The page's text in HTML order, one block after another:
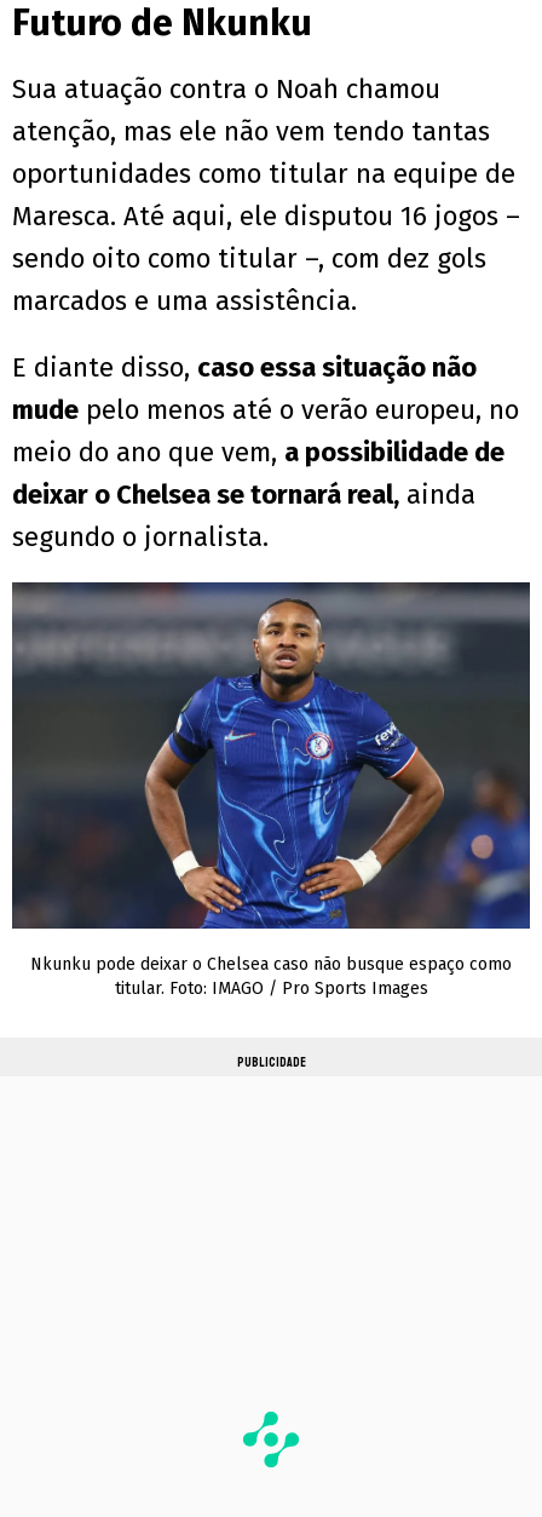
Futuro de Nkunku
Sua atuação contra o Noah chamou
atenção, mas ele não vem tendo tantas
oportunidades como titular na equipe de
Maresca. Até aqui, ele disputou 16 jogos –
sendo oito como titular –, com dez gols
marcados e uma assistência.
E diante disso, caso essa situação não
mude pelo menos até o verão europeu, no
meio do ano que vem, a possibilidade de
deixar o Chelsea se tornará real, ainda
segundo o jornalista.
Nkunku pode deixar o Chelsea caso não busque espaço como
titular. Foto: IMAGO / Pro Sports Images
PUBLICIDADE